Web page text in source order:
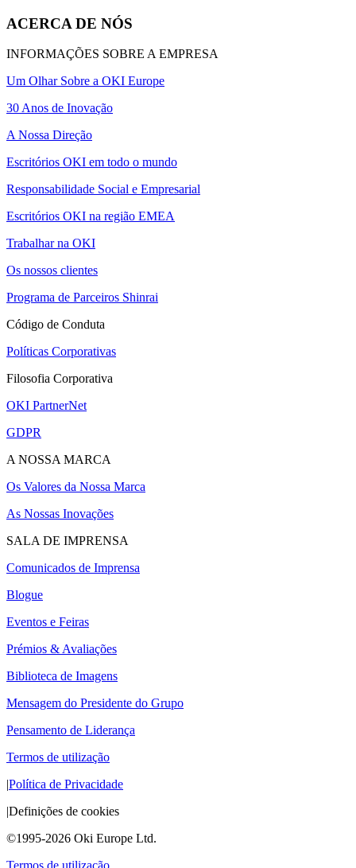
ACERCA DE NÓS
INFORMAÇÕES SOBRE A EMPRESA
Um Olhar Sobre a OKI Europe
30 Anos de Inovação
A Nossa Direção
Escritórios OKI em todo o mundo
Responsabilidade Social e Empresarial
Escritórios OKI na região EMEA
Trabalhar na OKI
Os nossos clientes
Programa de Parceiros Shinrai
Código de Conduta
Políticas Corporativas
Filosofia Corporativa
OKI PartnerNet
GDPR
A NOSSA MARCA
Os Valores da Nossa Marca
As Nossas Inovações
SALA DE IMPRENSA
Comunicados de Imprensa
Blogue
Eventos e Feiras
Prémios & Avaliações
Biblioteca de Imagens
Mensagem do Presidente do Grupo
Pensamento de Liderança
Termos de utilização
|Política de Privacidade
|Definições de cookies
©1995-2026 Oki Europe Ltd.